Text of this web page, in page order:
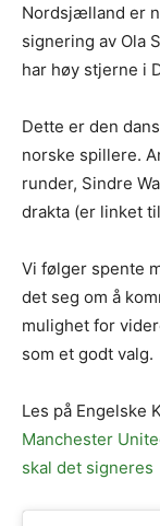
Nordsjælland er
signering av Ola
har høy stjerne i
Dette er den
norske spillere.
runder, Sindre
drakta (er linket
Vi følger spente
det seg om å
mulighet for
som et godt valg.
Les på Engelske
Manchester
skal det signeres